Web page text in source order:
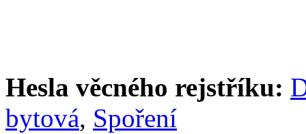
Hesla věcného rejstříku:
bytová, Spoření